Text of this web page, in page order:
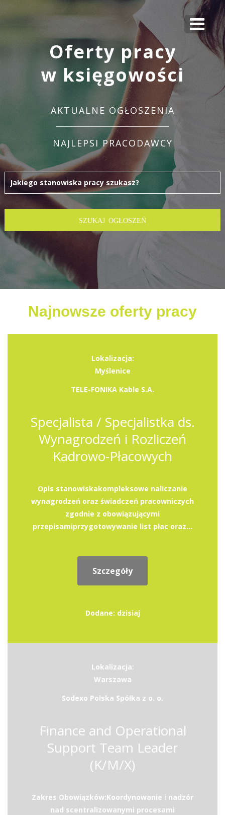
Oferty pracy
w księgowości
AKTUALNE OGŁOSZENIA
NAJLEPSI PRACODAWCY
Najnowsze oferty pracy
Lokalizacja:
Myślenice
TELE-FONIKA Kable S.A.
Specjalista / Specjalistka ds.
Wynagrodzeń i Rozliczeń
Kadrowo-Płacowych
Opis stanowiskakompleksowe naliczanie
wynagrodzeń oraz świadczeń pracowniczych
zgodnie z obowiązującymi
przepisamiprzygotowywanie list płac oraz...
Szczegóły
Dodane: dzisiaj
Lokalizacja:
Warszawa
Sodexo Polska Spółka z o. o.
Finance and Operational
Support Team Leader
(K/M/X)
Zakres Obowiązków:Koordynowanie i nadzór
nad scentralizowanymi procesami